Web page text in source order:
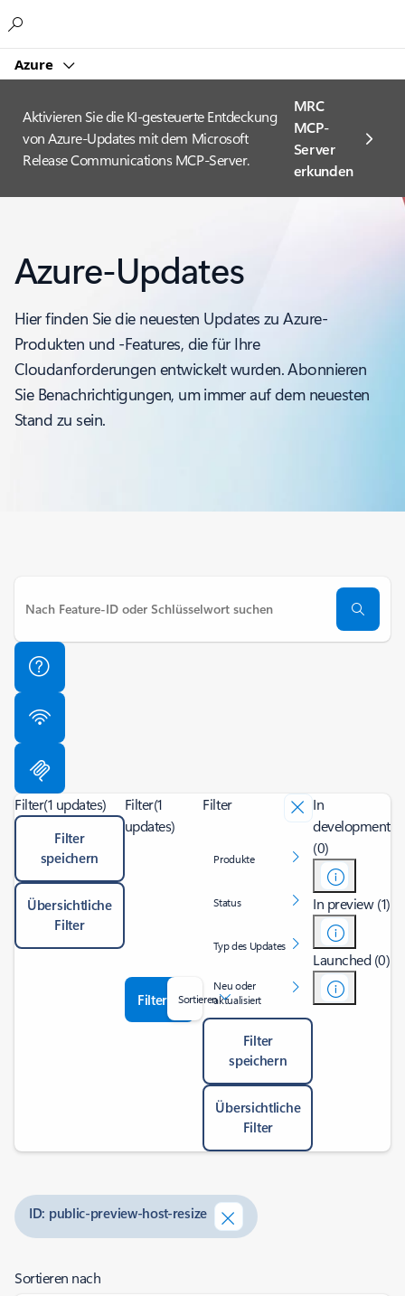
Azure
Aktivieren Sie die KI-gesteuerte Entdeckung
von Azure-Updates mit dem Microsoft
Release Communications MCP-Server.
MRC
MCP-
Server
erkunden
Azure-Updates
Hier finden Sie die neuesten Updates zu Azure-
Produkten und -Features, die für Ihre
Cloudanforderungen entwickelt wurden. Abonnieren
Sie Benachrichtigungen, um immer auf dem neuesten
Stand zu sein.
Filter(1 updates)
Filter
speichern
Übersichtliche
Filter
Filter(1
updates)
Filter Sortieren
Filter
Produkte
Status
Typ des Updates
Neu oder
aktualisiert
Filter
speichern
Übersichtliche
Filter
In
development
(0)
In preview (1)
Launched (0)
ID: public-preview-host-resize
Sortieren nach